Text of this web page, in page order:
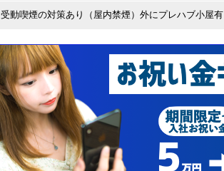
受動喫煙の対策あり（屋内禁煙）外にプレハブ小屋有